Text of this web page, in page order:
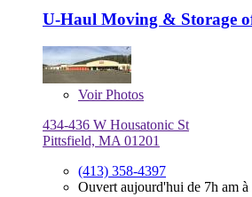
U-Haul Moving & Storage
VoirPhotos
434-436 W Housatonic St
Pittsfield, MA 01201
(413) 358-4397
Ouvert aujourd'hui de 7h am à